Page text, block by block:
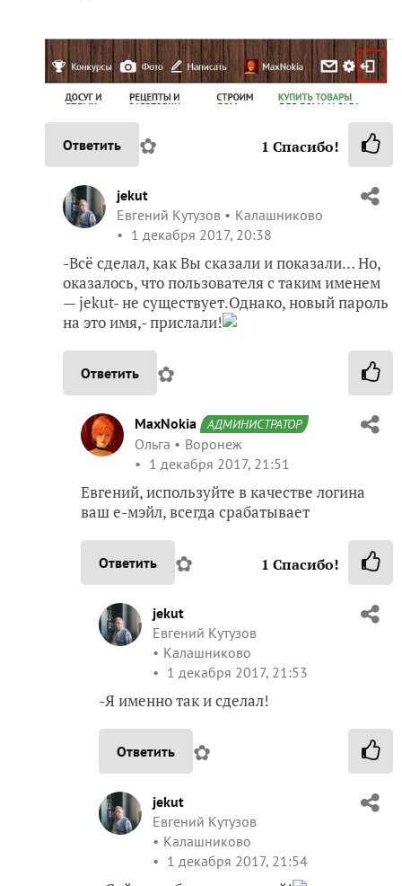
Ответить ✿ 1 Спасибо!
jekut
Евгений Кутузов
Калашниково
1 декабря 2017, 20:38
-Всё сделал, как Вы сказали и показали… Но,
оказалось, что пользователя с таким именем
— jekut- не существует.Однако, новый пароль
на это имя,- прислали!
Ответить ✿
MaxNokia АДМИНИСТРАТОР
Ольга
Воронеж
1 декабря 2017, 21:51
Евгений, используйте в качестве логина
ваш е-мэйл, всегда срабатывает
Ответить ✿ 1 Спасибо!
jekut
Евгений Кутузов
Калашниково
1 декабря 2017, 21:53
-Я именно так и сделал!
Ответить ✿
jekut
Евгений Кутузов
Калашниково
1 декабря 2017, 21:54